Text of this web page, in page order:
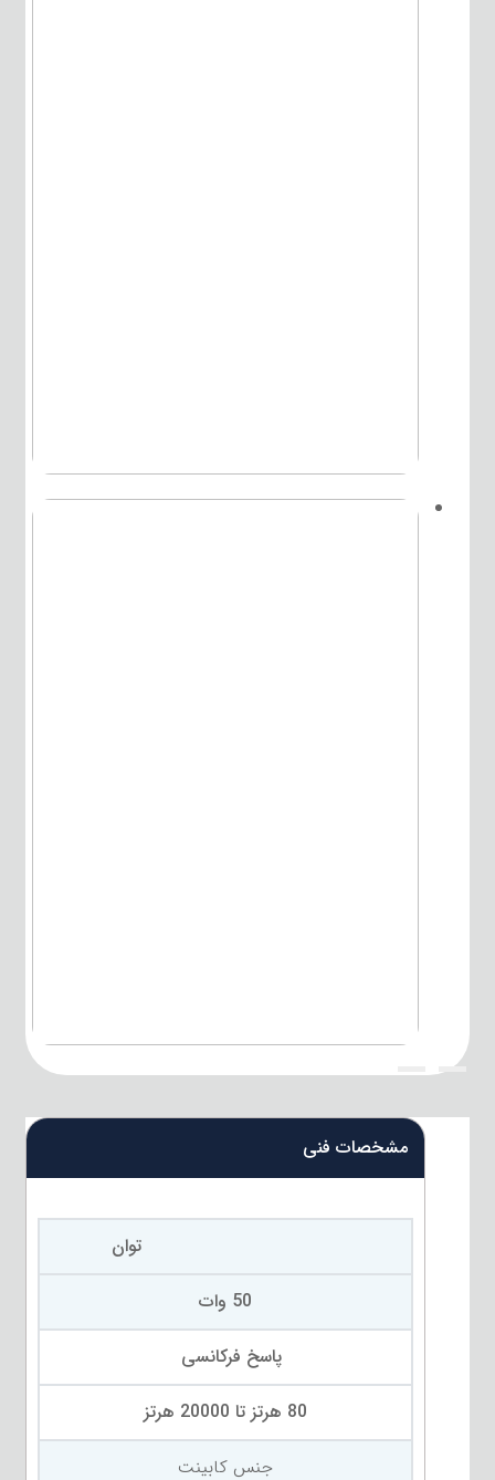
{title}
{title}
مشخصات فنی
توان
50 وات
پاسخ فرکانسی
80 هرتز تا 20000 هرتز
جنس کابینت